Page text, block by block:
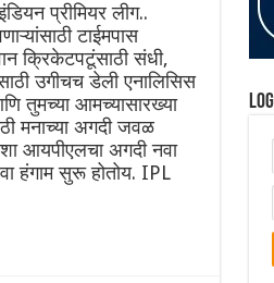
प्रीमियर लीग..
टाईमपास
क्रिकेटपटूंसाठी संधी,
उगीचच डेली एनालिसिस
तुमच्या आमच्यासारख्या
मनाच्या अगदी जवळ
आयपीएलचा अगदी नवा
हंगाम सुरू होतोय. IPL